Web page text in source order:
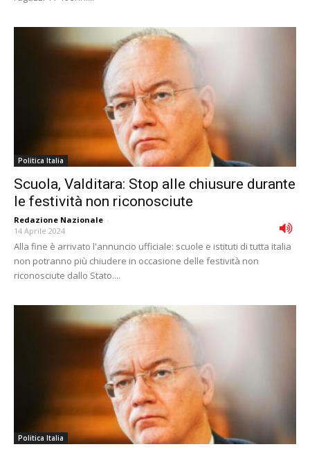
Politica Italia
Scuola, Valditara: Stop alle chiusure durante
le festività non riconosciute
Redazione Nazionale -
14 Aprile 2024
Alla fine è arrivato l'annuncio ufficiale: scuole e istituti di tutta italia
non potranno più chiudere in occasione delle festività non
riconosciute dallo Stato....
Politica Italia